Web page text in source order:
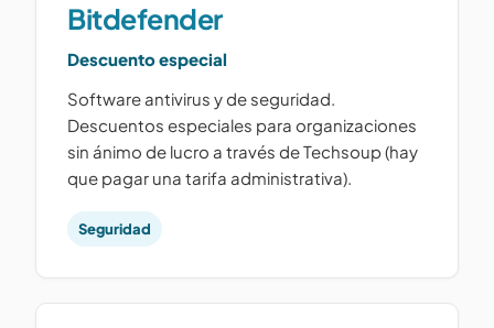
Bitdefender
Descuento especial
Software antivirus y de seguridad.
Descuentos especiales para organizaciones
sin ánimo de lucro a través de Techsoup (hay
que pagar una tarifa administrativa).
Seguridad